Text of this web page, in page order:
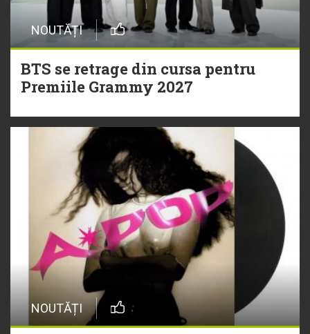
NOUTĂȚI
BTS se retrage din cursa pentru
Premiile Grammy 2027
NOUTĂȚI